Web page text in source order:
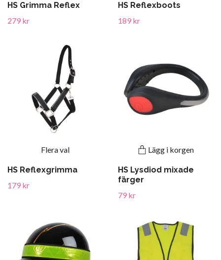
HS Grimma Reflex
279 kr
HS Reflexboots
189 kr
Flera val
HS Reflexgrimma
179 kr
Lägg i korgen
HS Lysdiod mixade
färger
79 kr